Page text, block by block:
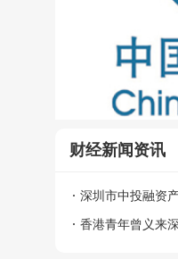
财经新闻资讯
深圳市中投融资
通签署合作协议
香港青年曾义来